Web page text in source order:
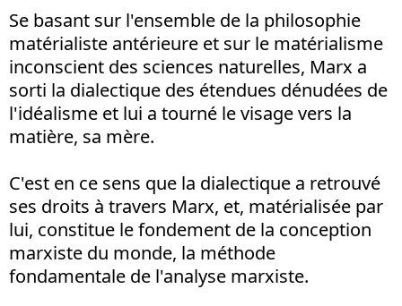
Se basant sur l'ensemble de la philosophie
matérialiste antérieure et sur le matérialisme
inconscient des sciences naturelles, Marx a
sorti la dialectique des étendues dénudées de
l'idéalisme et lui a tourné le visage vers la
matière, sa mère.
C'est en ce sens que la dialectique a retrouvé
ses droits à travers Marx, et, matérialisée par
lui, constitue le fondement de la conception
marxiste du monde, la méthode
fondamentale de l'analyse marxiste.